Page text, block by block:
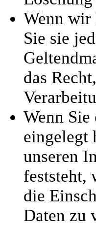
Wenn wir
Sie sie
das
Wenn
eingelegt
unseren
feststeht,
die
Daten zu